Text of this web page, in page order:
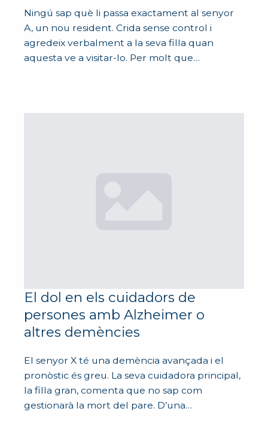
Ningú sap què li passa exactament al senyor
A, un nou resident. Crida sense control i
agredeix verbalment a la seva filla quan
aquesta ve a visitar-lo. Per molt que…
El dol en els cuidadors de
persones amb Alzheimer o
altres demències
El senyor X té una demència avançada i el
pronòstic és greu. La seva cuidadora principal,
la filla gran, comenta que no sap com
gestionarà la mort del pare. D’una…